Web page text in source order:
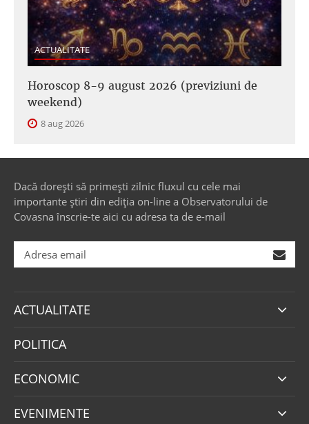
ACTUALITATE
Horoscop 8-9 august 2026 (previziuni de
weekend)
8 aug 2026
Dacă dorești să primești zilnic fluxul cu cele mai
importante știri din ediția on-line a Observatorului de
Covasna înscrie-te aici cu adresa ta de e-mail
ACTUALITATE
POLITICA
ECONOMIC
EVENIMENTE